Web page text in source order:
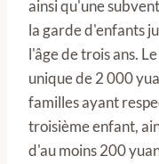
ainsi qu'une
la garde d'enfants
l'âge de trois ans.
unique de 2 000
familles ayant
troisième enfant,
d'au moins 200